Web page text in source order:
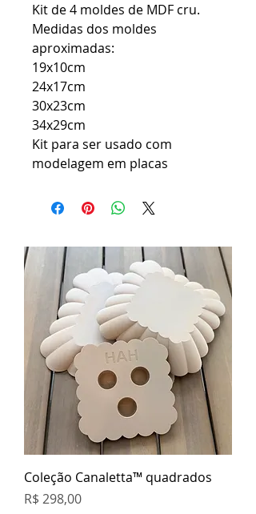
Kit de 4 moldes de MDF cru.
Medidas dos moldes
aproximadas:
19x10cm
24x17cm
30x23cm
34x29cm
Kit para ser usado com
modelagem em placas
Coleção Canaletta™ quadrados
Preço
R$ 298,00